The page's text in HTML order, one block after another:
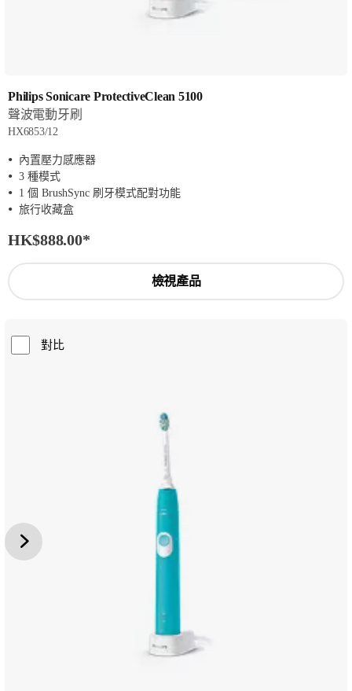
Philips Sonicare ProtectiveClean 5100
聲波電動牙刷
HX6853/12
內置壓力感應器
3 種模式
1 個 BrushSync 刷牙模式配對功能
旅行收藏盒
HK$888.00*
檢視產品
對比